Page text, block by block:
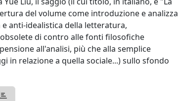
del volume come introduzione e analizza
anti-idealistica della letteratura,
di contro alle fonti filosofiche
all'analisi, più che alla semplice
in relazione a quella sociale...) sullo sfondo